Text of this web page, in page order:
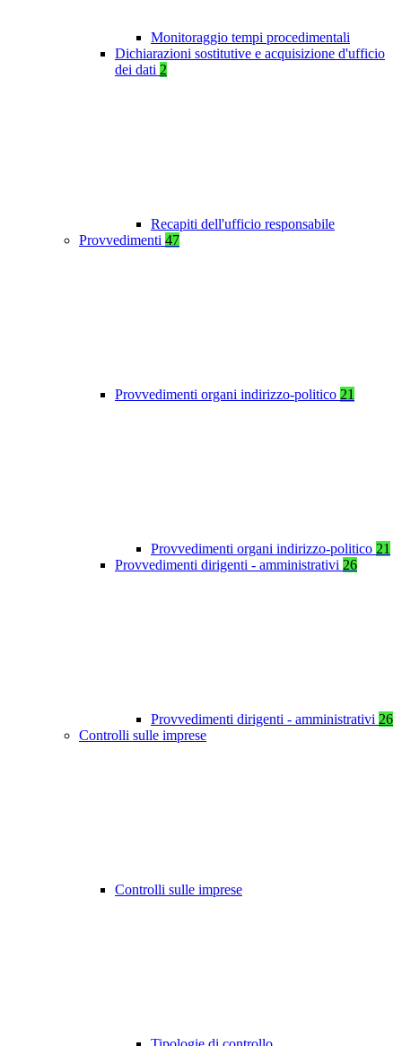
Monitoraggio tempi procedimentali
Dichiarazioni sostitutive e acquisizione d'ufficio
dei dati 2
Recapiti dell'ufficio responsabile
Provvedimenti 47
Provvedimenti organi indirizzo-politico 21
Provvedimenti organi indirizzo-politico 21
Provvedimenti dirigenti - amministrativi 26
Provvedimenti dirigenti - amministrativi 26
Controlli sulle imprese
Controlli sulle imprese